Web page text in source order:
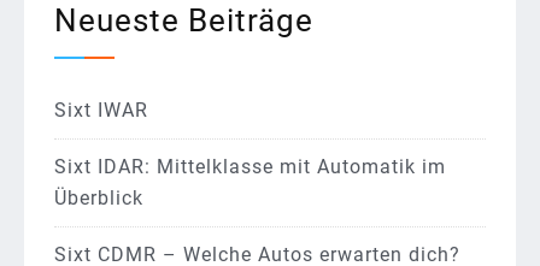
Neueste Beiträge
Sixt IWAR
Sixt IDAR: Mittelklasse mit Automatik im
Überblick
Sixt CDMR – Welche Autos erwarten dich?